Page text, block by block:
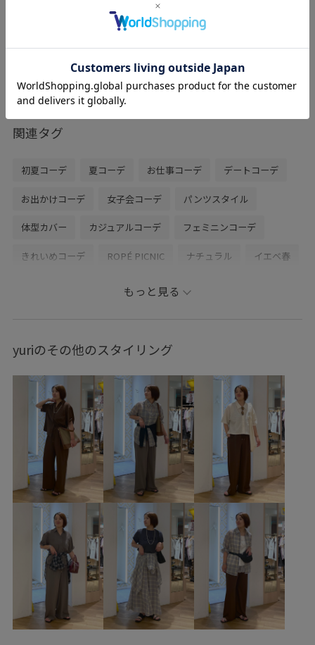
シボ感のある上質なフェイクレザーでオン
オフ兼用で使えるバッグです。ワンショル
た使い分けも可能です。縦型のワンショル
ダーで持った時の収まりも良いです。軽く
関連タグ
初夏コーデ 夏コーデ お仕事コーデ デートコーデ
お出かけコーデ 女子会コーデ パンツスタイル
体型カバー カジュアルコーデ フェミニンコーデ
きれいめコーデ ROPÉ PICNIC ナチュラル イエベ春
シャツ/ブラウス
GIA16040 GIX16150
26SSRPgoods 26SS_夏のお仕事ブラウス
26SSカナパシリーズ Aライン blouse_pickup
mefitBAG RP26SS RP26SS_goods UVカット
Web限定カラー お手入れしやすい
お気に入りアイテム_pickup きちんと感 きれいめ
こなれ感 さらさら さらりとした
ちゃんとプラスかわいい保証 ふんわり
みんながチェックしているアイテム_pickup アクセサリー
オフィス オフィスカジュアル カジュアル
もっと見る
yuriのその他のスタイリング